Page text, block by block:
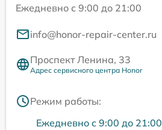
Ежедневно с 9:00 до 21:00
info@honor-repair-center.ru
Проспект Ленина, 33
Адрес сервисного центра Honor
Режим работы:
Ежедневно с 9:00 до 21:00